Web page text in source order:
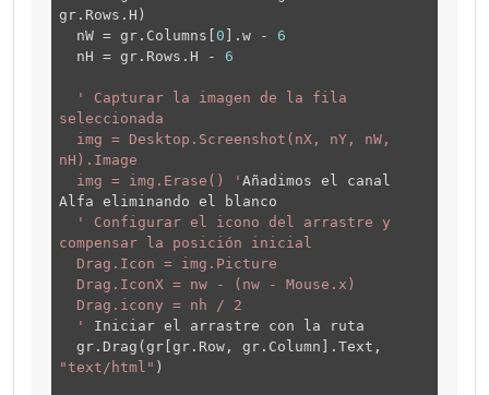
gr.Rows.H)
nW = gr.Columns[ 0 ].w - 6
nH = gr.Rows.H - 6
' Capturar la imagen de la fila
seleccionada
img = Desktop.Screenshot(nX, nY, nW,
nH).Image
img = img.Erase() ' Añadimos el canal
Alfa eliminando el blanco
' Configurar el icono del arrastre y
compensar la posición inicial
Drag.Icon = img.Picture
Drag.IconX = nw - (nw - Mouse.x)
Drag.icony = nh / 2
'
Iniciar el arrastre con la ruta
gr.Drag(gr[gr.Row, gr.Column].Text,
"text/html" )